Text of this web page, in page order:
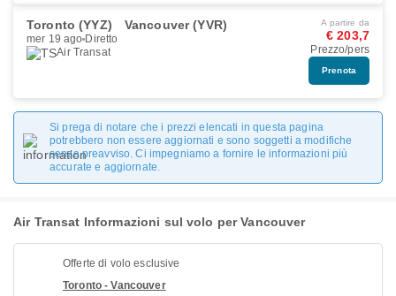
Toronto (YYZ) Vancouver (YVR)
mer 19 ago Diretto
Air Transat
A partire da
€ 203,7
Prezzo/pers
Prenota
Si prega di notare che i prezzi elencati in questa pagina
potrebbero non essere aggiornati e sono soggetti a modifiche
senza preavviso. Ci impegniamo a fornire le informazioni più
accurate e aggiornate.
Air Transat Informazioni sul volo per Vancouver
Offerte di volo esclusive
Toronto - Vancouver